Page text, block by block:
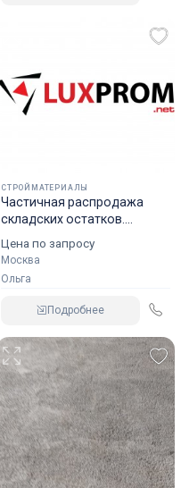
СТРОЙМАТЕРИАЛЫ
Частичная распродажа
складских остатков.
Электрика
Цена по запросу
Москва
Ольга
Подробнее